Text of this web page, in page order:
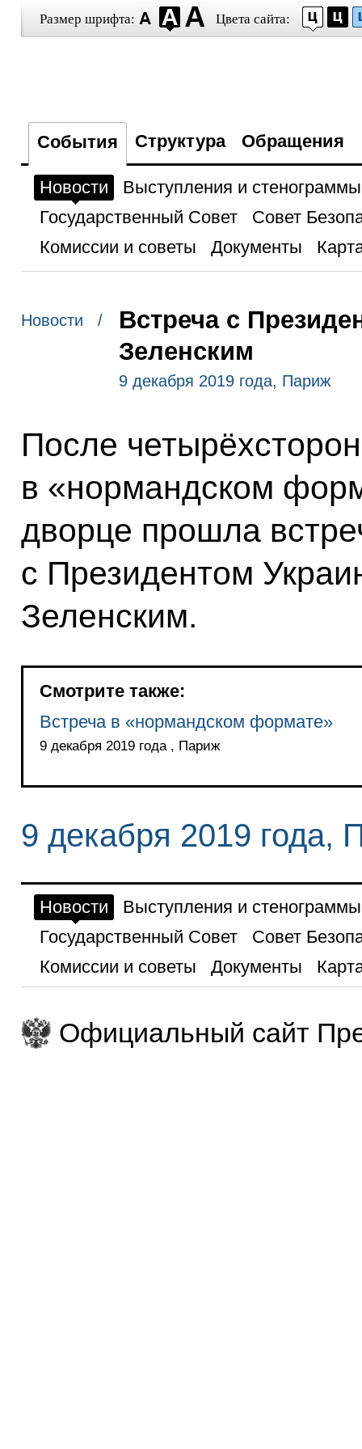
Размер шрифта: Цвета сайта:
События Структура Обращения
Новости
Выступления и стенограммы
Государственный Совет
Совет
Комиссии и советы
Документы
Новости /
Встреча с
Зеленским
9 декабря 2019 года, Париж
После
в «нормандском
дворце прошла
с Президентом
Зеленским.
Смотрите также:
Встреча в «нормандском формате»
9 декабря 2019 года , Париж
9 декабря 2019 года,
Новости
Выступления и стенограммы
Государственный Совет
Совет
Комиссии и советы
Документы
Официальный сайт